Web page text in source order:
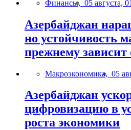
Финансы, 05 августа,
Азербайджан
но устойчивость
прежнему зависит
Макроэкономика, 05
Азербайджан
цифровизацию в
роста экономики